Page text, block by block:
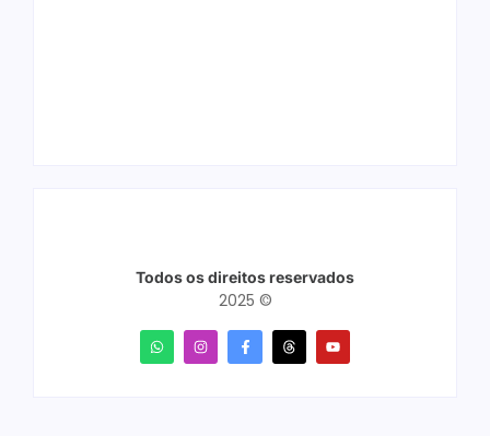
Todos os direitos reservados
2025 ©